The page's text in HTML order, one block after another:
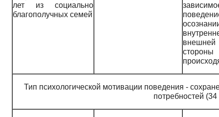
лет из социально
благополучных семей
внешней
стороны
Тип психологической мотивации поведения -
потребностей (34